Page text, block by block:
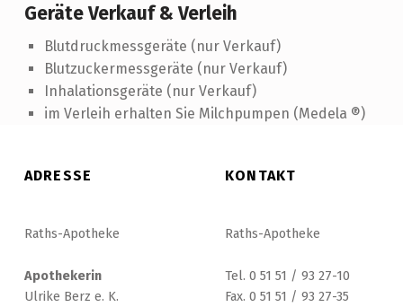
Geräte Verkauf & Verleih
Blutdruckmessgeräte (nur Verkauf)
Blutzuckermessgeräte (nur Verkauf)
Inhalationsgeräte (nur Verkauf)
im Verleih erhalten Sie Milchpumpen (Medela ®)
ADRESSE
Raths-Apotheke
Apothekerin
Ulrike Berz e. K.
KONTAKT
Raths-Apotheke
Tel. 0 51 51 / 93 27-10
Fax. 0 51 51 / 93 27-35